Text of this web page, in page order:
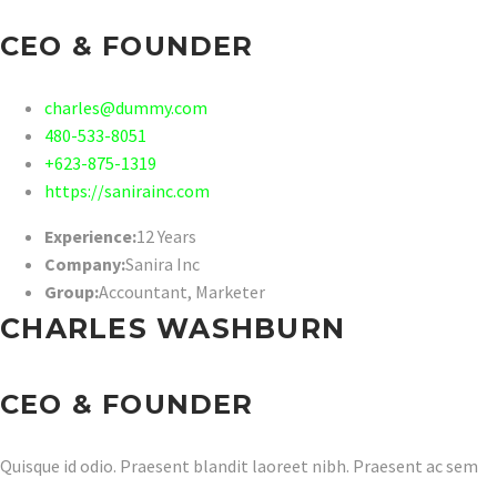
CEO & FOUNDER
charles@dummy.com
480-533-8051
+623-875-1319
https://sanirainc.com
Experience:12 Years
Company:Sanira Inc
Group:Accountant, Marketer
CHARLES WASHBURN
CEO & FOUNDER
Quisque id odio. Praesent blandit laoreet nibh. Praesent ac sem